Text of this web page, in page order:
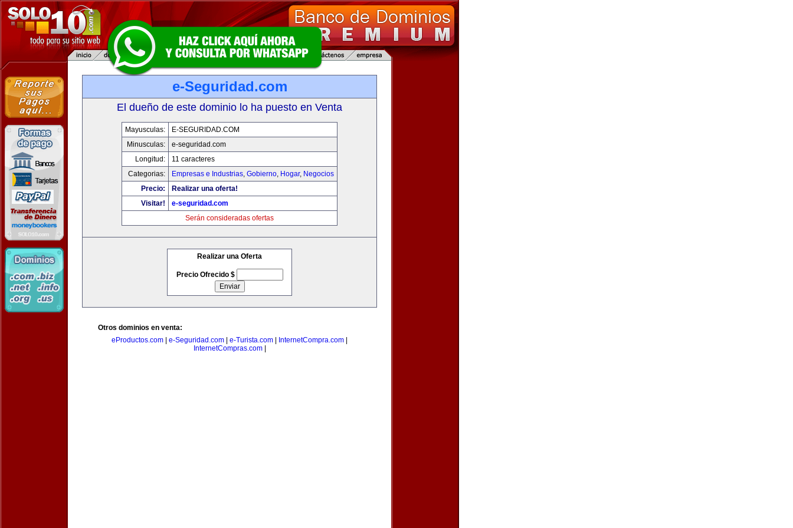
e-Seguridad.com
El dueño de este dominio lo ha puesto en Venta
Mayusculas:
E-SEGURIDAD.COM
Minusculas:
e-seguridad.com
Longitud:
11 caracteres
Categorias:
Empresas e Industrias, Gobierno, Hogar, Negocios
Precio:
Realizar una oferta!
Visitar!
e-seguridad.com
Serán consideradas ofertas
Realizar una Oferta
Precio Ofrecido $
Otros dominios en venta:
eProductos.com
e-Seguridad.com e-Turista.com InternetCompra.com
InternetCompras.com|